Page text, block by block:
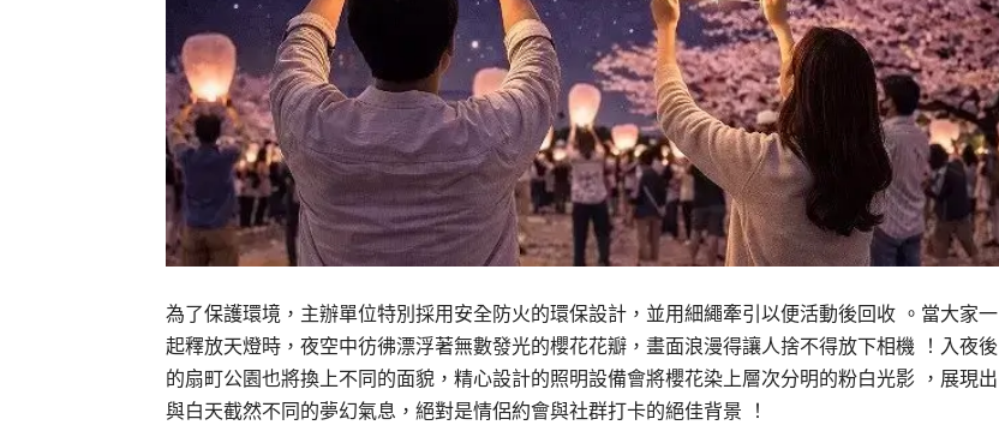
為了保護環境，主辦單位特別採用安全防火的環保設計，並用細繩牽引以便活動後回收 。當大家一
起釋放天燈時，夜空中彷彿漂浮著無數發光的櫻花花瓣，畫面浪漫得讓人捨不得放下相機 ！入夜後
的扇町公園也將換上不同的面貌，精心設計的照明設備會將櫻花染上層次分明的粉白光影 ，展現出
與白天截然不同的夢幻氣息，絕對是情侶約會與社群打卡的絕佳背景 ！